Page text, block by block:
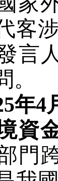
客
言
年4
資
門